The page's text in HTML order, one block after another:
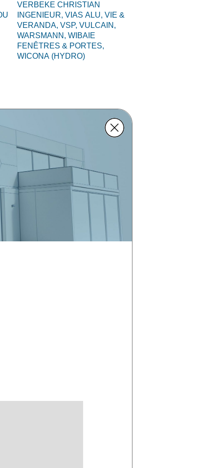
VERBEKE CHRISTIAN
INGENIEUR,VIAS ALU,VIE &
VERANDA,VSP,VULCAIN,
WARSMANN,WIBAIE
FENÊTRES & PORTES,
WICONA (HYDRO)